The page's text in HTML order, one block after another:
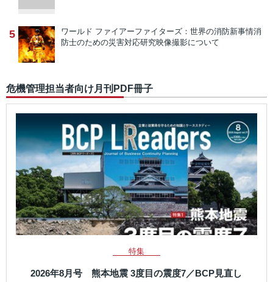
5 ワールド ファイアーファイターズ：世界の消防新事情消
防士のための災害対応研究映像撮影について
危機管理担当者向け月刊PDF冊子
特集
2026年8月号 熊本地震 3度目の震度7／BCP見直し